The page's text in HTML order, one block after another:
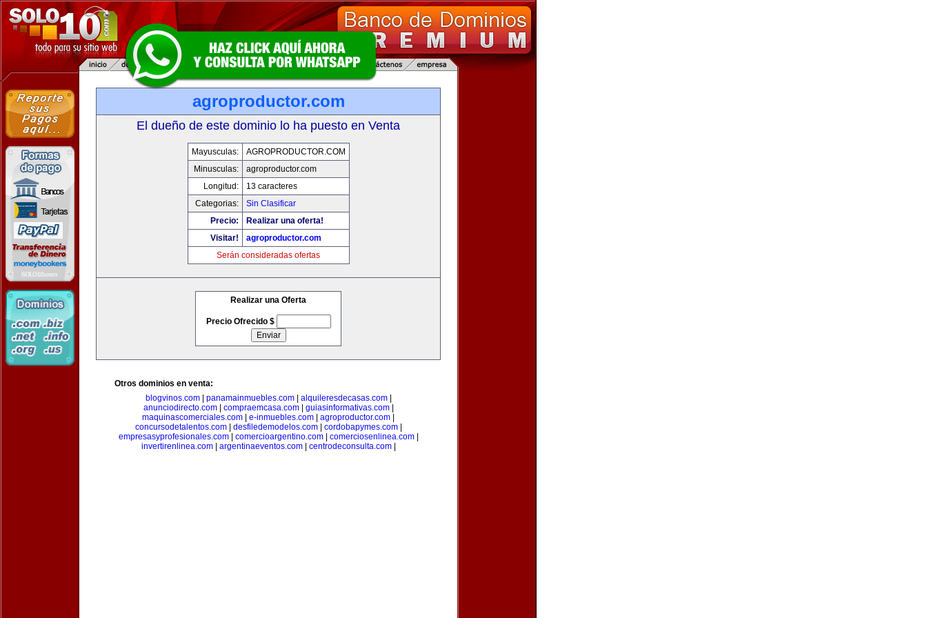
agroproductor.com
El dueño de este dominio lo ha puesto en Venta
Mayusculas:
AGROPRODUCTOR.COM
Minusculas:
agroproductor.com
Longitud:
13 caracteres
Categorias:
Sin Clasificar
Precio:
Realizar una oferta!
Visitar!
agroproductor.com
Serán consideradas ofertas
Realizar una Oferta
Precio Ofrecido $
Otros dominios en venta:
blogvinos.com| panamainmuebles.com| alquileresdecasas.com|
anunciodirecto.com| compraemcasa.com| guiasinformativas.com|
maquinascomerciales.com
e-inmuebles.com agroproductor.com
concursodetalentos.com| desfiledemodelos.com| cordobapymes.com|
empresasyprofesionales.com| comercioargentino.com| comerciosenlinea.com|
invertirenlinea.com| argentinaeventos.com| centrodeconsulta.com|